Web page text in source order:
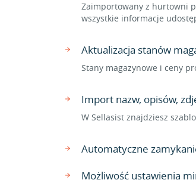
Zaimportowany z hurtowni
wszystkie informacje
Aktualizacja stanów
Stany magazynowe i ceny
Import nazw, opisów,
W Sellasist znajdziesz
Automatyczne
Możliwość ustawienia